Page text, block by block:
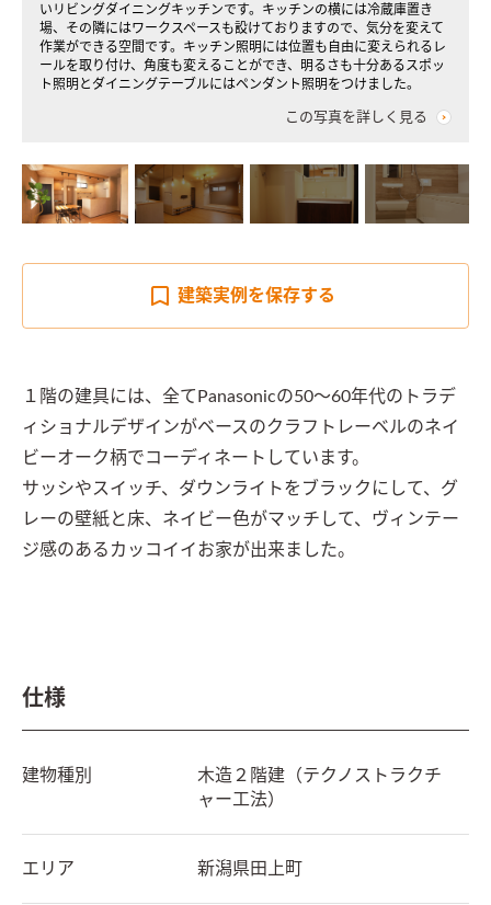
いリビングダイニングキッチンです。キッチンの横には冷蔵庫置き
場、その隣にはワークスペースも設けておりますので、気分を変えて
作業ができる空間です。キッチン照明には位置も自由に変えられるレ
ールを取り付け、角度も変えることができ、明るさも十分あるスポッ
ト照明とダイニングテーブルにはペンダント照明をつけました。
この写真を詳しく見る
建築実例を保存する
１階の建具には、全てPanasonicの50～60年代のトラデ
ィショナルデザインがベースのクラフトレーベルのネイ
ビーオーク柄でコーディネートしています。
サッシやスイッチ、ダウンライトをブラックにして、グ
レーの壁紙と床、ネイビー色がマッチして、ヴィンテー
ジ感のあるカッコイイお家が出来ました。
仕様
建物種別
木造２階建（テクノストラクチ
ャー工法）
エリア 新潟県田上町